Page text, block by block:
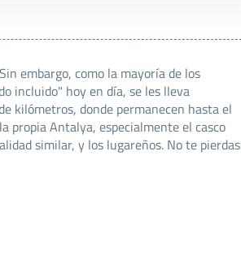
embargo, como la mayoría de los
incluido" hoy en día, se les lleva
kilómetros, donde permanecen hasta el
propia Antalya, especialmente el casco
similar, y los lugareños. No te pierdas